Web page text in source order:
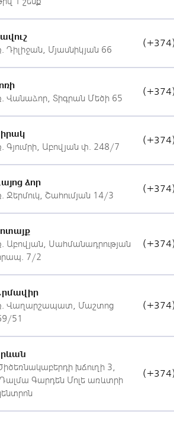
Դիլիջան, Մյասնիկյան 66
Վանաձոր, Տիգրան Մեծի 65
Գյումրի, Աբովյան փ. 248/7
ձոր
Ջերմուկ, Շահումյան 14/3
Աբովյան, Սահմանադրության
7/2
Վաղարշապատ, Մաշտոց
51
խճուղի 3,
Գարդեն Մոլ» առևտրի